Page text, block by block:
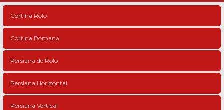
Cortina Rolo
Cortina Romana
Persiana de Rolo
Persiana Horizontal
Persiana Vertical